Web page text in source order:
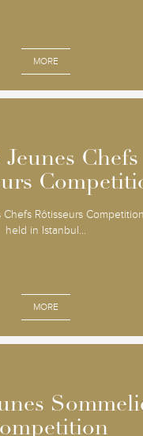
MORE
Jeunes Chefs
Rôtisseurs
held in Istanbul...
MORE
Jeunes Chefs